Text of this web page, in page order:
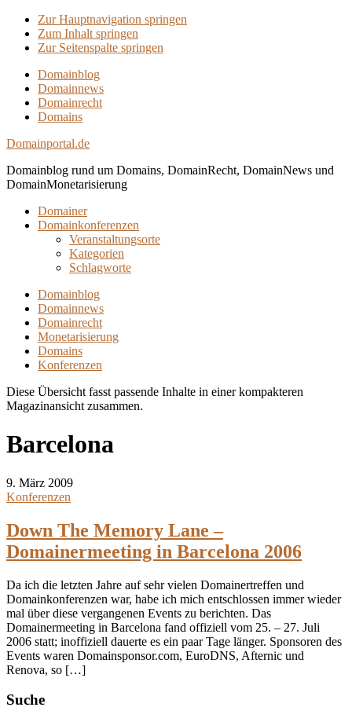
Zur Hauptnavigation springen
Zum Inhalt springen
Zur Seitenspalte springen
Domainblog
Domainnews
Domainrecht
Domains
Domainportal.de
Domainblog rund um Domains, DomainRecht, DomainNews und
DomainMonetarisierung
Domainer
Domainkonferenzen
Veranstaltungsorte
Kategorien
Schlagworte
Domainblog
Domainnews
Domainrecht
Monetarisierung
Domains
Konferenzen
Diese Übersicht fasst passende Inhalte in einer kompakteren
Magazinansicht zusammen.
Barcelona
9. März 2009
Konferenzen
Down The Memory Lane –
Domainermeeting in Barcelona 2006
Da ich die letzten Jahre auf sehr vielen Domainertreffen und
Domainkonferenzen war, habe ich mich entschlossen immer wieder
mal über diese vergangenen Events zu berichten. Das
Domainermeeting in Barcelona fand offiziell vom 25. – 27. Juli
2006 statt; inoffiziell dauerte es ein paar Tage länger. Sponsoren des
Events waren Domainsponsor.com, EuroDNS, Afternic und
Renova, so […]
Seitenspalte
Suche